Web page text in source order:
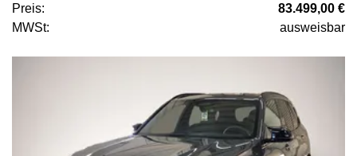
Preis:
83.499,00 €
MWSt:
ausweisbar